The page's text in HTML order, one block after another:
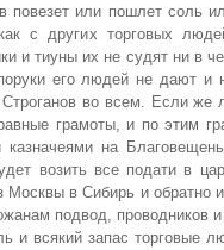
повезет или пошлет соль
с других торговых
и тиуны их не судят ни в
его людей не дают и
Строганов во всем. Если
грамоты, и по этим
казначеями на
возить все подати в
Москвы в Сибирь и обратно
подвод, проводников
и всякий запас торговые